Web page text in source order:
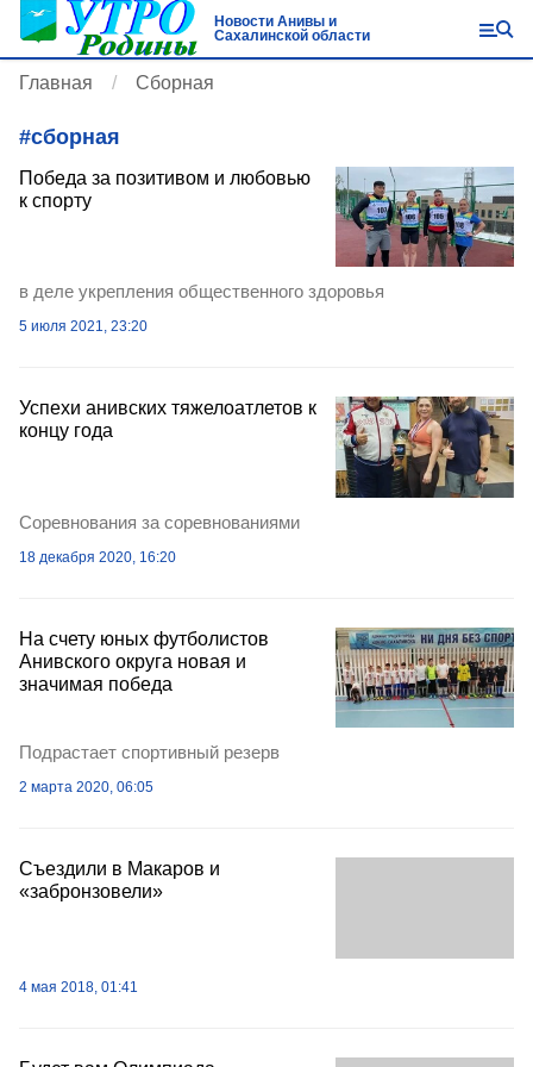
Новости Анивы и
Сахалинской области
Главная Сборная
#сборная
Победа за позитивом и любовью
к спорту
в деле укрепления общественного здоровья
5 июля 2021, 23:20
Успехи анивских тяжелоатлетов к
концу года
Соревнования за соревнованиями
18 декабря 2020, 16:20
На счету юных футболистов
Анивского округа новая и
значимая победа
Подрастает спортивный резерв
2 марта 2020, 06:05
Съездили в Макаров и
«забронзовели»
4 мая 2018, 01:41